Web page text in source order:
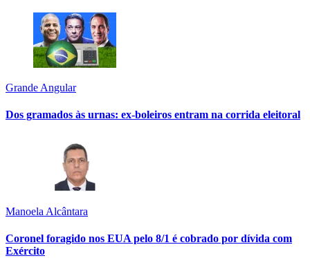
Grande Angular
Dos gramados às urnas: ex-boleiros entram na corrida eleitoral
Manoela Alcântara
Coronel foragido nos EUA pelo 8/1 é cobrado por dívida com
Exército